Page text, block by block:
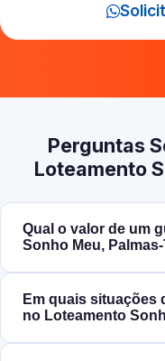
Perguntas
Loteamento
Qual o valor de um
Sonho Meu,
Em quais situações
no Loteamento